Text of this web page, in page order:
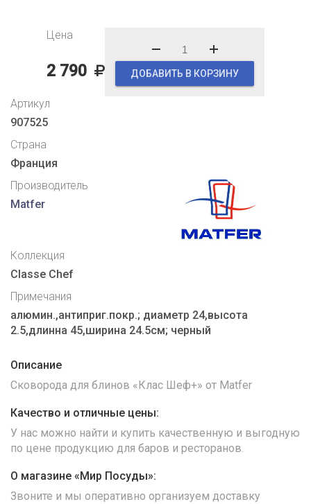
Цена
2 790 ДОБАВИТЬ В КОРЗИНУ
Артикул
907525
Страна
Франция
Производитель
Matfer
Коллекция
Classe Chef
Примечания
алюмин.,антиприг.покр.; диаметр 24,высота
2.5,длинна 45,ширина 24.5см; черный
Описание
Сковорода для блинов «Клас Шеф+» от Matfer
Качество и отличные цены:
У нас можно найти и купить качественную и выгодную
по цене продукцию для баров и ресторанов.
О магазине «Мир Посуды»:
Звоните и мы оперативно организуем доставку